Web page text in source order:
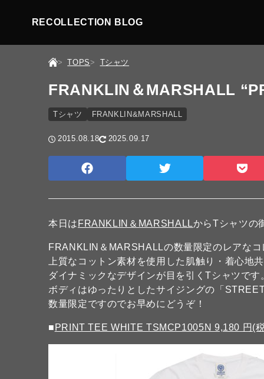
RECOLLECTION BLOG
TOPS Tシャツ
FRANKLIN＆MARSHALL
Tシャツ FRANKLIN&MARSHALL
2015.08.18 2025.09.17
本日は FRANKLIN＆MARSHALLからTシャツの
FRANKLIN＆MARSHALLの数量限定のレアなコ
上質なコットン素材を使用した肌触り・着心地
ダイナミックなデザインが目を引くTシャツです
ボディはゆったりとしたサイジングの「
数量限定ですのでお早めにどうぞ！
■ PRINT TEE WHITE TSMCP1005N 9,180 円(